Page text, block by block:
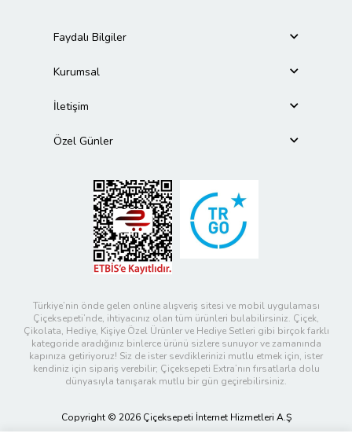
Faydalı Bilgiler
Kurumsal
İletişim
Özel Günler
Türkiye’nin önde gelen online alışveriş sitesi ve mobil uygulaması
Çiçeksepeti’nde, ihtiyacınız olan tüm ürünleri bulabilirsiniz. Çiçek,
Çikolata, Hediye, Kişiye Özel Ürünler ve Hediye Setleri gibi birçok farklı
kategoride aradığınız binlerce ürünü sizlere sunuyor ve zamanında
kapınıza getiriyoruz! Siz de ister sevdiklerinizi mutlu etmek için, ister
kendiniz için sipariş verebilir; Çiçeksepeti Extra’nın fırsatlarla dolu
dünyasıyla tanışarak mutlu bir gün geçirebilirsiniz.
Copyright © 2026 Çiçeksepeti İnternet Hizmetleri A.Ş